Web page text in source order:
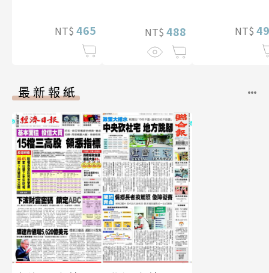
NT$ 465
NT$ 488 NT$
最新報紙